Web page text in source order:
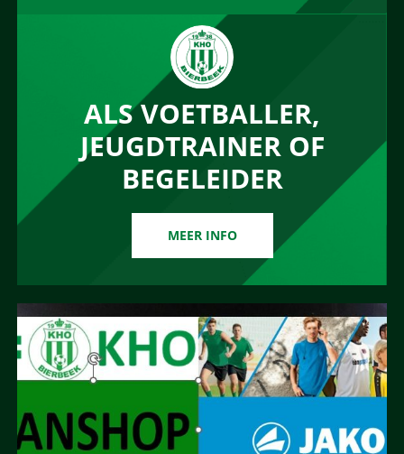
ALS VOETBALLER,
JEUGDTRAINER OF
BEGELEIDER
MEER INFO